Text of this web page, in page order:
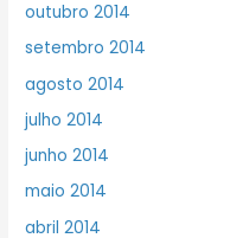
outubro 2014
setembro 2014
agosto 2014
julho 2014
junho 2014
maio 2014
abril 2014